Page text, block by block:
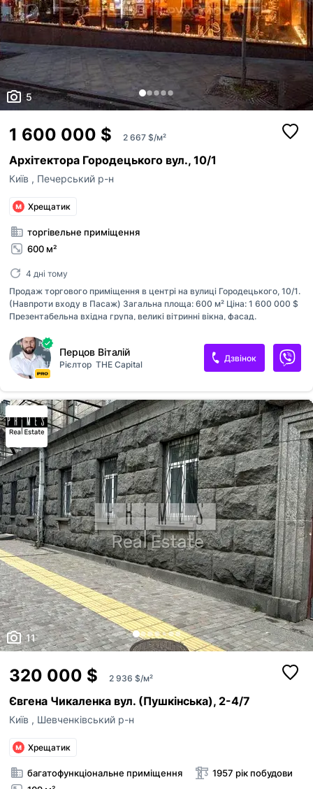
5
1 600 000 $ 2 667 $/м²
Архітектора Городецького вул., 10/1
Київ , Печерський р-н
Хрещатик
торгівельне приміщення
600 м²
4 дні тому
Продаж торгового приміщення в центрі на вулиці Городецького, 10/1.
(Навпроти входу в Пасаж) Загальна площа: 600 м² Ціна: 1 600 000 $
Презентабельна вхідна група, великі вітринні вікна, фасад.
можна придбати окремо): Перший поверх 210 м² висота стель — 3,20
м Високий підвал 390 м² висота стель 4 метри! Є всі необхідні
комунікації під ресторан приміщення в підвалі обладнане під кухню.
Ділиться на дві зони: технологічну та велику залу 120 м² Велика
кухня (кілька зон), встановлені парасолі та кухонна витяжка на дах
будинку. 315917335524
Перцов Віталій
Рієлтор THE Capital
Дзвінок
11
320 000 $ 2 936 $/м²
Євгена Чикаленка вул. (Пушкінська), 2-4/7
Київ , Шевченківський р-н
Хрещатик
багатофункціональне приміщення
1957 рік побудови